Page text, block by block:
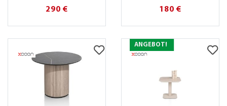
290 € 180 €
ANGEBOT!